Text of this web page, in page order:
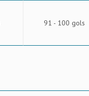
91 - 100 gols